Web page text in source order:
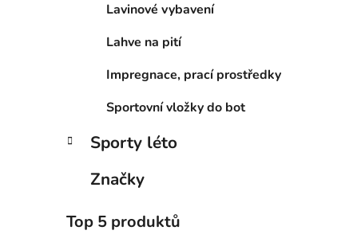
Lavinové vybavení
Lahve na pití
Impregnace, prací prostředky
Sportovní vložky do bot
Sporty léto
Značky
Top 5 produktů